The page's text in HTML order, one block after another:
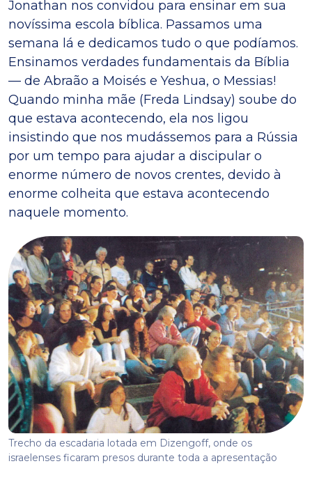
Jonathan nos convidou para ensinar em sua
novíssima escola bíblica. Passamos uma
semana lá e dedicamos tudo o que podíamos.
Ensinamos verdades fundamentais da Bíblia
— de Abraão a Moisés e Yeshua, o Messias!
Quando minha mãe (Freda Lindsay) soube do
que estava acontecendo, ela nos ligou
insistindo que nos mudássemos para a Rússia
por um tempo para ajudar a discipular o
enorme número de novos crentes, devido à
enorme colheita que estava acontecendo
naquele momento.
Trecho da escadaria lotada em Dizengoff, onde os
israelenses ficaram presos durante toda a apresentação